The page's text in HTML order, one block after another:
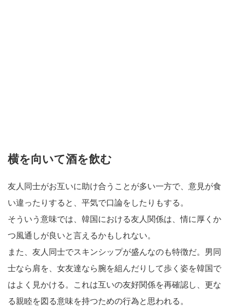
横を向いて酒を飲む
友人同士がお互いに助け合うことが多い一方で、意見が食
い違ったりすると、平気で口論をしたりもする。
そういう意味では、韓国における友人関係は、情に厚くか
つ風通しが良いと言えるかもしれない。
また、友人同士でスキンシップが盛んなのも特徴だ。男同
士なら肩を、女友達なら腕を組んだりして歩く姿を韓国で
はよく見かける。これは互いの友好関係を再確認し、更な
る親睦を図る意味を持つための行為と思われる。